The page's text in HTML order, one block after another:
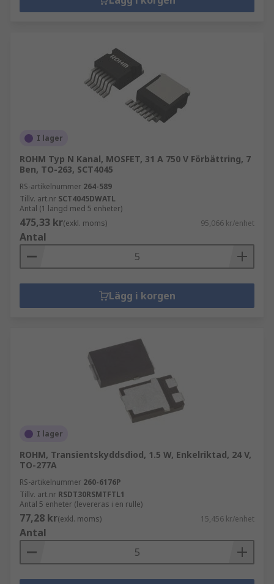
I lager
ROHM Typ N Kanal, MOSFET, 31 A 750 V Förbättring, 7
Ben, TO-263, SCT4045
RS-artikelnummer 264-589
Tillv. art.nr SCT4045DWATL
Antal (1 längd med 5 enheter)
475,33 kr(exkl. moms) 95,066 kr/enhet
Antal
Lägg i korgen
I lager
ROHM, Transientskyddsdiod, 1.5 W, Enkelriktad, 24 V,
TO-277A
RS-artikelnummer 260-6176P
Tillv. art.nr RSDT30RSMTFTL1
Antal 5 enheter (levereras i en rulle)
77,28 kr(exkl. moms) 15,456 kr/enhet
Antal